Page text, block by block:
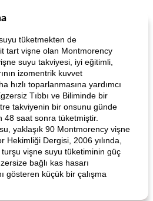
Mexican Cream (Fudge)
tüketmekten de
tart vişne olan Montmorency
suyu takviyesi, iyi eğitimli,
izomentrik kuvvet
hızlı toparlanmasına yardımcı
Tıbbı ve Biliminde bir
takviyenin bir onsunu günde
48 saat sonra tüketmiştir.
yaklaşık 90 Montmorency vişne
Hekimliği Dergisi, 2006 yılında,
vişne suyu tüketiminin güç
bağlı kas hasarı
gösteren küçük bir çalışma